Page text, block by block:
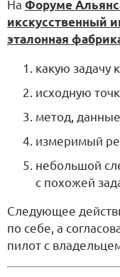
На Форуме
икскусственный
эталонная
какую задачу
исходную
метод,
измеримый
небольшой
с похожей
Следующее
по себе, а
пилот с